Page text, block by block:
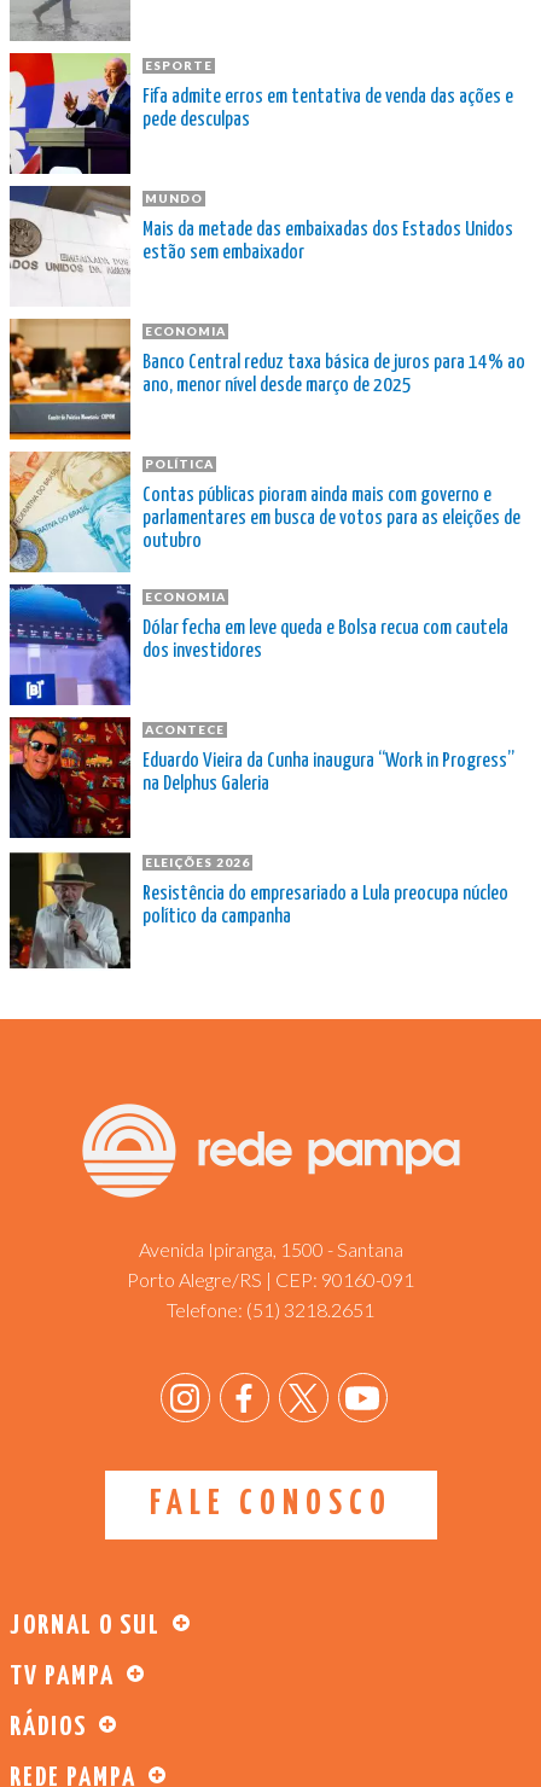
ESPORTE
Fifa admite erros em tentativa de venda das ações e
pede desculpas
MUNDO
Mais da metade das embaixadas dos Estados Unidos
estão sem embaixador
ECONOMIA
Banco Central reduz taxa básica de juros para 14% ao
ano, menor nível desde março de 2025
POLÍTICA
Contas públicas pioram ainda mais com governo e
parlamentares em busca de votos para as eleições de
outubro
ECONOMIA
Dólar fecha em leve queda e Bolsa recua com cautela
dos investidores
ACONTECE
Eduardo Vieira da Cunha inaugura “Work in Progress”
na Delphus Galeria
ELEIÇÕES 2026
Resistência do empresariado a Lula preocupa núcleo
político da campanha
Avenida Ipiranga, 1500 - Santana
Porto Alegre/RS | CEP: 90160-091
Telefone: (51) 3218.2651
FALE CONOSCO
JORNAL O SUL
TV PAMPA
RÁDIOS
REDE PAMPA